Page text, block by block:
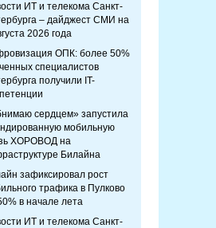
ИТ и телекома Санкт-
– дайджест СМИ на
2026 года
ОПК: более 50%
специалистов
получили IT-
сердцем» запустила
мобильную
ХОРОВОД на
Билайна
зафиксировал рост
трафика в Пулково
в начале лета
ИТ и телекома Санкт-